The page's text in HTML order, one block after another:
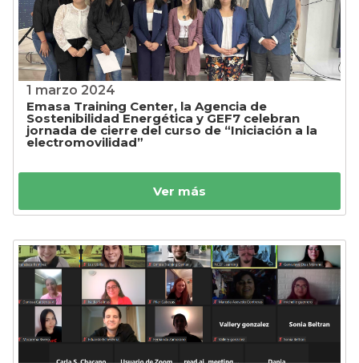
1 marzo 2024
Emasa Training Center, la Agencia de
Sostenibilidad Energética y GEF7 celebran
jornada de cierre del curso de “Iniciación a la
electromovilidad”
Ver más